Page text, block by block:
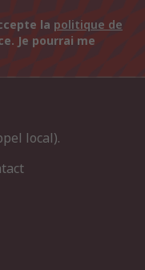
la politique de
Je pourrai me
local).